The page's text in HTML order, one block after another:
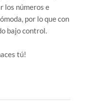
los números e
por lo que con
bajo control.
tú!